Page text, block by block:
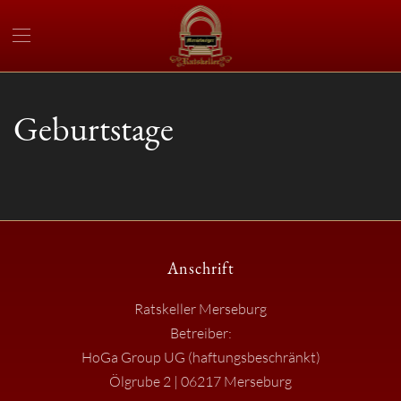
Geburtstage
Anschrift
Ratskeller Merseburg
Betreiber:
HoGa Group UG (haftungsbeschränkt)
Ölgrube 2 | 06217 Merseburg